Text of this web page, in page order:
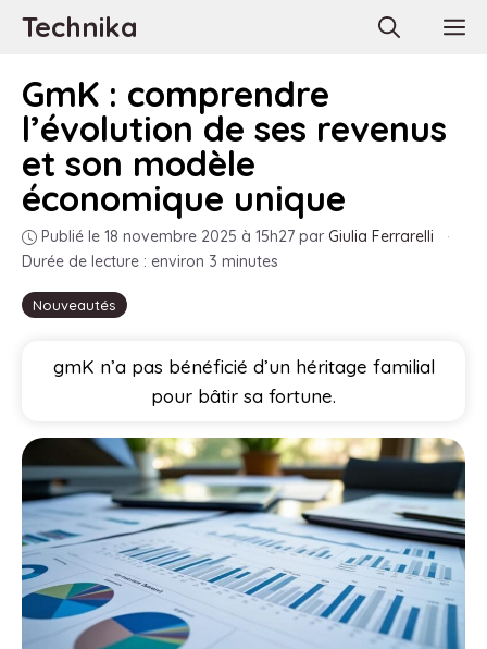
AllerTechnika
Nouveautés
GmK : comprendre
l’évolution de ses revenus
et son modèle
économique unique
Publié le 18 novembre 2025 à 15h27 par Giulia Ferrarelli
·
Durée de lecture : environ 3 minutes
gmK n’a pas bénéficié d’un héritage familial
pour bâtir sa fortune.